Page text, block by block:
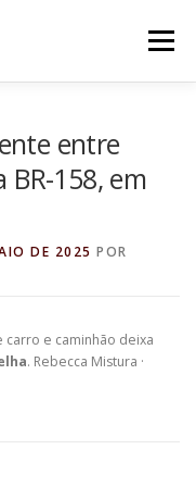
Menu
entre
158, em
DE 2025 POR
carro e caminhão deixa
. Rebecca Mistura ·